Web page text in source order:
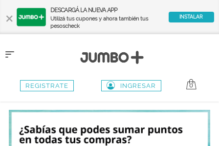
× DESCARGÁ LA NUEVA APP
Utilizá tus cupones y ahora también tus
pesoscheck
INSTALAR
Toggle
REGISTRATE INGRESAR 0